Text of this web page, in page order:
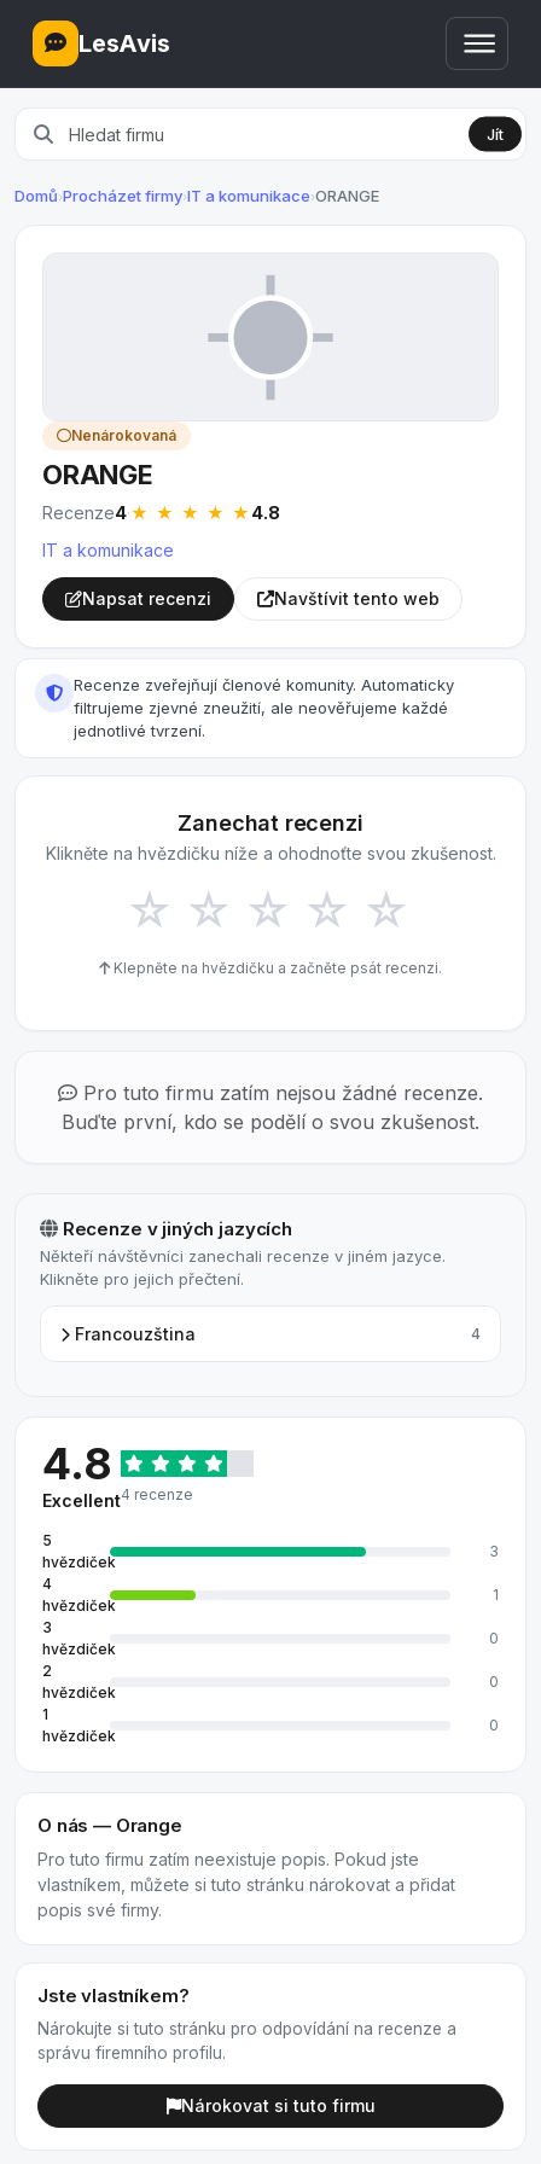
LesAvis
Jít
Domů›Procházet firmy›IT a komunikace›ORANGE
Nenárokovaná
ORANGE
Recenze4·★ ★ ★ ★ ★ 4.8
IT a komunikace
Napsat recenzi Navštívit tento web
Recenze zveřejňují členové komunity. Automaticky
filtrujeme zjevné zneužití, ale neověřujeme každé
jednotlivé tvrzení.
Zanechat recenzi
Klikněte na hvězdičku níže a ohodnoťte svou zkušenost.
☆ ☆ ☆ ☆ ☆
Klepněte na hvězdičku a začněte psát recenzi.
Pro tuto firmu zatím nejsou žádné recenze.
Buďte první, kdo se podělí o svou zkušenost.
Recenze v jiných jazycích
Někteří návštěvníci zanechali recenze v jiném jazyce.
Klikněte pro jejich přečtení.
Francouzština 4
4.8
Excellent4 recenze
5
hvězdiček
3
4
hvězdiček
1
3
hvězdiček
0
2
hvězdiček
0
1
hvězdiček
0
O nás — Orange
Pro tuto firmu zatím neexistuje popis. Pokud jste
vlastníkem, můžete si tuto stránku nárokovat a přidat
popis své firmy.
Jste vlastníkem?
Nárokujte si tuto stránku pro odpovídání na recenze a
správu firemního profilu.
Nárokovat si tuto firmu